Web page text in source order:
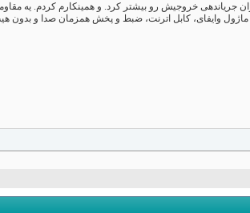
نانوپای نئو داره با وجود اتصال ماژول وایفای، کابل اترنت، ضبط و پخش